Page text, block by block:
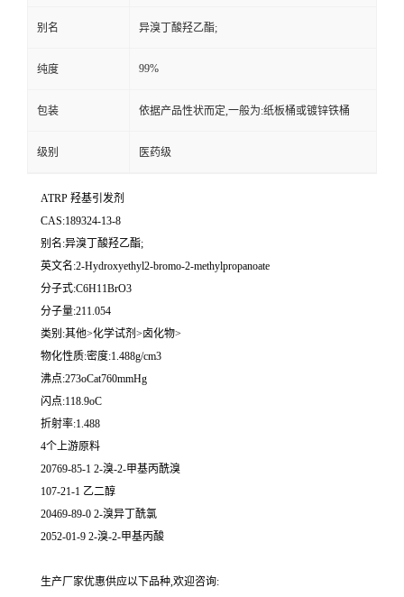
别名 异溴丁酸羟乙酯;
纯度 99%
包装 依据产品性状而定,一般为:纸板桶或镀锌铁桶
级别 医药级
ATRP 羟基引发剂
CAS:189324-13-8
别名:异溴丁酸羟乙酯;
英文名:2-Hydroxyethyl2-bromo-2-methylpropanoate
分子式:C6H11BrO3
分子量:211.054
类别:其他>化学试剂>卤化物>
物化性质:密度:1.488g/cm3
沸点:273oCat760mmHg
闪点:118.9oC
折射率:1.488
4个上游原料
20769-85-1 2-溴-2-甲基丙酰溴
107-21-1 乙二醇
20469-89-0 2-溴异丁酰氯
2052-01-9 2-溴-2-甲基丙酸
生产厂家优惠供应以下品种,欢迎咨询: